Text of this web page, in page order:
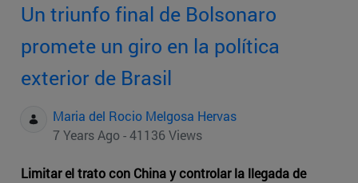
Un triunfo final de Bolsonaro
promete un giro en la política
exterior de Brasil
Maria del Rocio Melgosa Hervas
7 Years Ago - 41136 Views
Limitar el trato con China y controlar la llegada de